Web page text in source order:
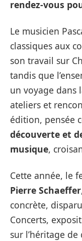
rendez-vous
Le musicien
classiques aux
son travail sur
tandis que
un voyage dans
ateliers et
édition, pensée
découverte et
musique,
Cette année, le
Pierre Schaeffer
concrète,
Concerts,
sur l’héritage